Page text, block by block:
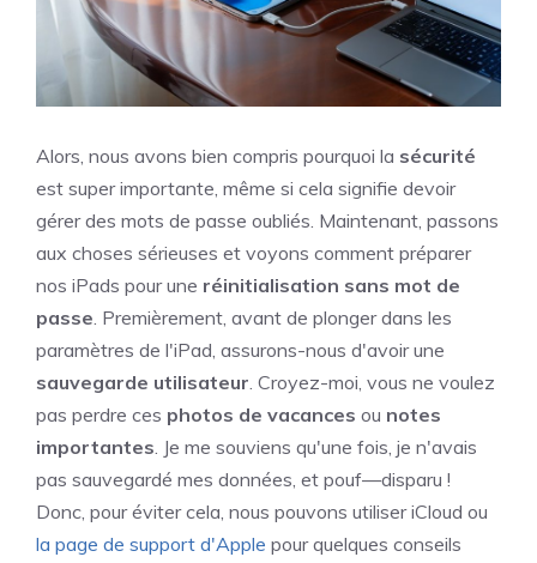
Alors, nous avons bien compris pourquoi la sécurité
est super importante, même si cela signifie devoir
gérer des mots de passe oubliés. Maintenant, passons
aux choses sérieuses et voyons comment préparer
nos iPads pour une réinitialisation sans mot de
passe. Premièrement, avant de plonger dans les
paramètres de l'iPad, assurons-nous d'avoir une
sauvegarde utilisateur. Croyez-moi, vous ne voulez
pas perdre ces photos de vacances ou notes
importantes. Je me souviens qu'une fois, je n'avais
pas sauvegardé mes données, et pouf—disparu !
Donc, pour éviter cela, nous pouvons utiliser iCloud ou
la page de support d'Apple pour quelques conseils